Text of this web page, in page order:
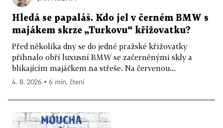
Hledá se papaláš. Kdo jel v černém BMW s
majákem skrze „Turkovu“ křižovatku?
Před několika dny se do jedné pražské křižovatky
přihnalo obří luxusní BMW se začerněnými skly a
blikajícím majáčkem na střeše. Na červenou...
4. 8. 2026 ▪ 6 min. čtení